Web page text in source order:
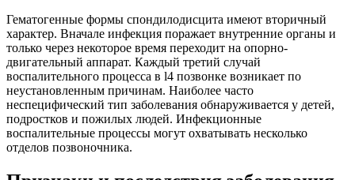
Гематогенные формы спондилодисцита имеют вторичный
характер. Вначале инфекция поражает внутренние органы и
только через некоторое время переходит на опорно-
двигательный аппарат. Каждый третий случай
воспалительного процесса в l4 позвонке возникает по
неустановленным причинам. Наиболее часто
неспецифический тип заболевания обнаруживается у детей,
подростков и пожилых людей. Инфекционные
воспалительные процессы могут охватывать несколько
отделов позвоночника.